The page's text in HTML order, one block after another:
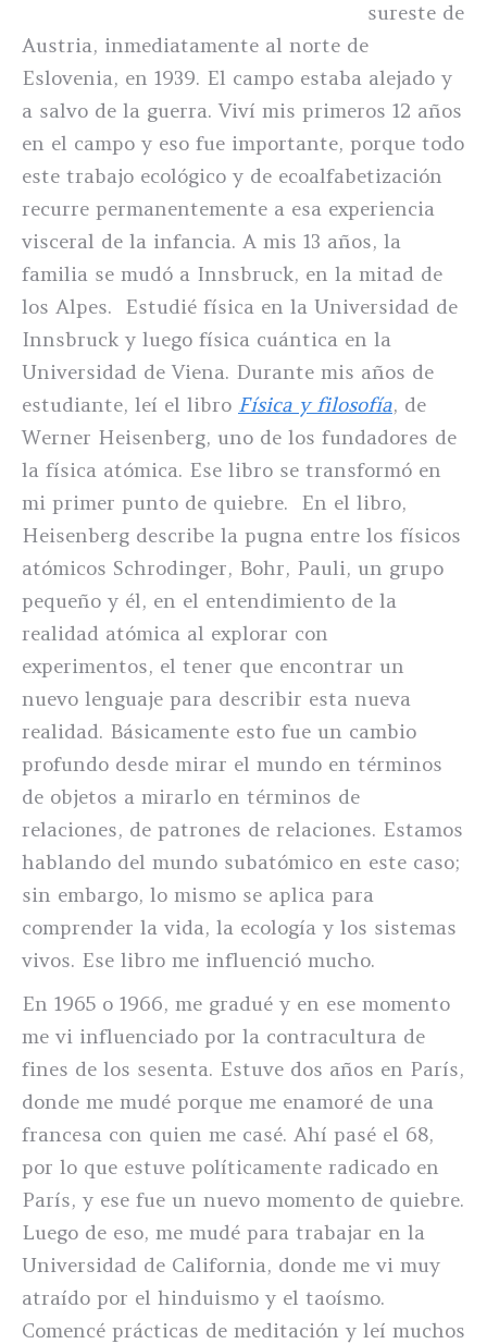
sureste de
Austria, inmediatamente al norte de
Eslovenia, en 1939. El campo estaba alejado y
a salvo de la guerra. Viví mis primeros 12 años
en el campo y eso fue importante, porque todo
este trabajo ecológico y de ecoalfabetización
recurre permanentemente a esa experiencia
visceral de la infancia. A mis 13 años, la
familia se mudó a Innsbruck, en la mitad de
los Alpes. Estudié física en la Universidad de
Innsbruck y luego física cuántica en la
Universidad de Viena. Durante mis años de
estudiante, leí el libro Física y filosofía, de
Werner Heisenberg, uno de los fundadores de
la física atómica. Ese libro se transformó en
mi primer punto de quiebre. En el libro,
Heisenberg describe la pugna entre los físicos
atómicos Schrodinger, Bohr, Pauli, un grupo
pequeño y él, en el entendimiento de la
realidad atómica al explorar con
experimentos, el tener que encontrar un
nuevo lenguaje para describir esta nueva
realidad. Básicamente esto fue un cambio
profundo desde mirar el mundo en términos
de objetos a mirarlo en términos de
relaciones, de patrones de relaciones. Estamos
hablando del mundo subatómico en este caso;
sin embargo, lo mismo se aplica para
comprender la vida, la ecología y los sistemas
vivos. Ese libro me influenció mucho.
En 1965 o 1966, me gradué y en ese momento
me vi influenciado por la contracultura de
fines de los sesenta. Estuve dos años en París,
donde me mudé porque me enamoré de una
francesa con quien me casé. Ahí pasé el 68,
por lo que estuve políticamente radicado en
París, y ese fue un nuevo momento de quiebre.
Luego de eso, me mudé para trabajar en la
Universidad de California, donde me vi muy
atraído por el hinduismo y el taoísmo.
Comencé prácticas de meditación y leí muchos